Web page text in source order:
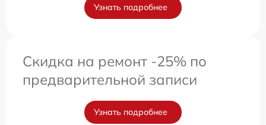
Узнать подробнее
Скидка на ремонт -25% по
предварительной записи
Узнать подробнее